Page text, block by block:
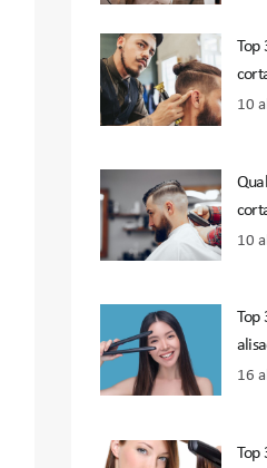
Top
10
10
Top
16
Top